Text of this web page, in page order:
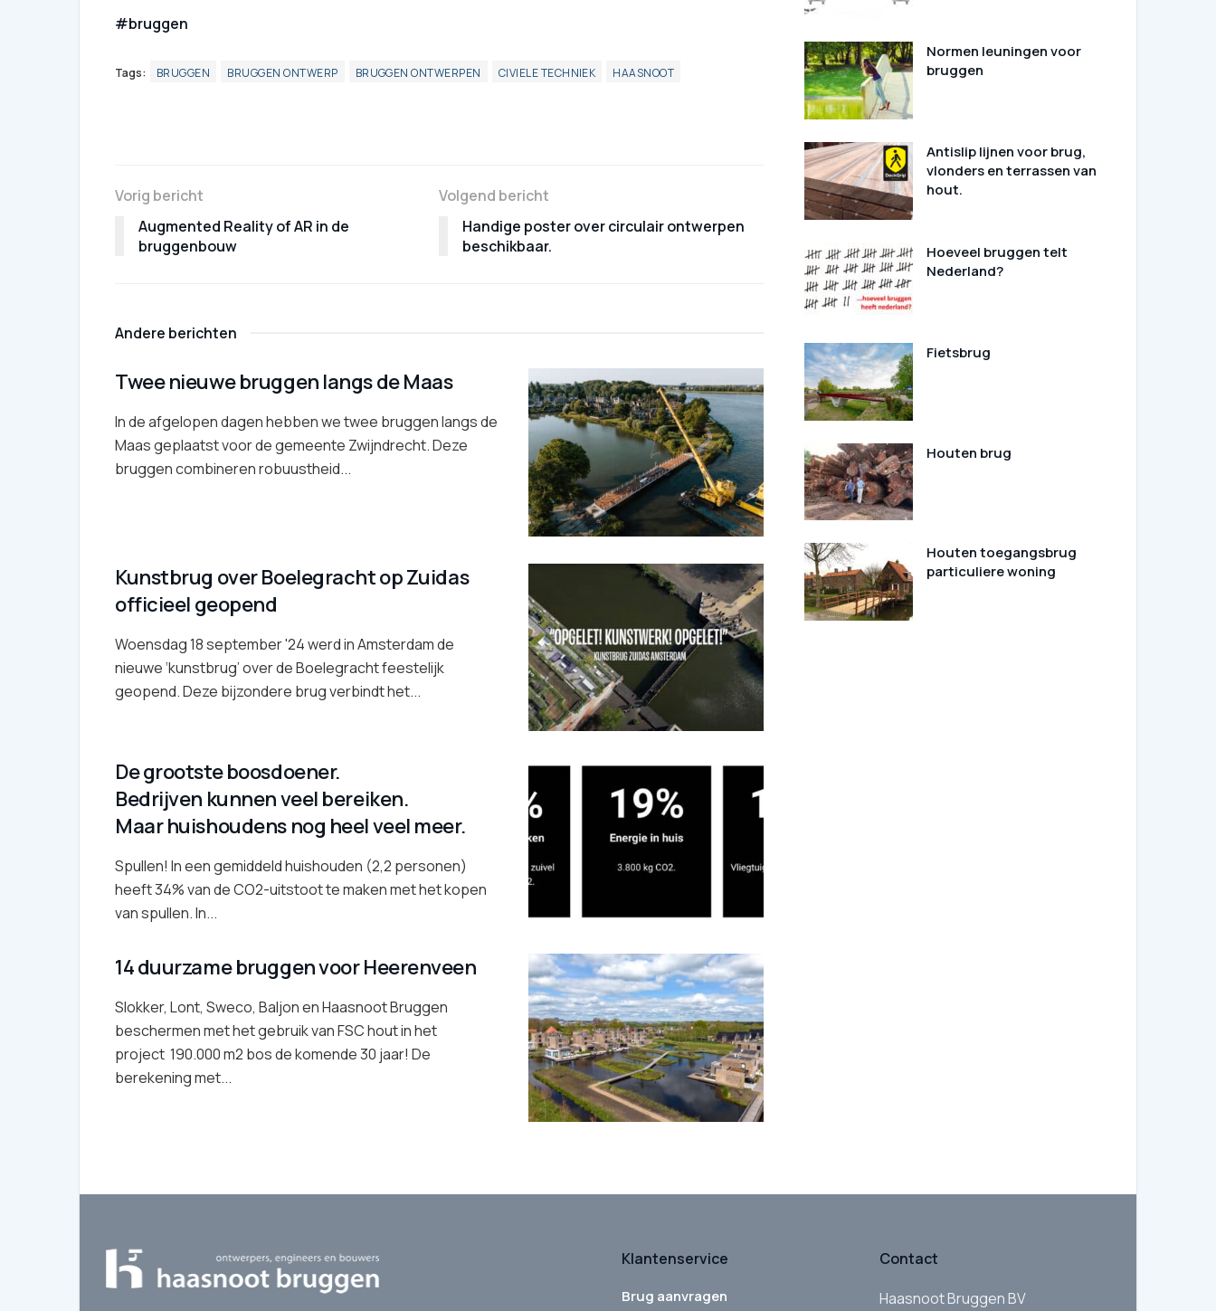
#bruggen
Tags: BRUGGEN BRUGGEN ONTWERP BRUGGEN ONTWERPEN CIVIELE TECHNIEK HAASNOOT
Vorig bericht
Augmented Reality of AR in de
bruggenbouw
Volgend bericht
Handige poster over circulair ontwerpen
beschikbaar.
Andere berichten
Twee nieuwe bruggen langs de Maas
In de afgelopen dagen hebben we twee bruggen langs de
Maas geplaatst voor de gemeente Zwijndrecht. Deze
bruggen combineren robuustheid...
Kunstbrug over Boelegracht op Zuidas
officieel geopend
Woensdag 18 september '24 werd in Amsterdam de
nieuwe ‘kunstbrug’ over de Boelegracht feestelijk
geopend. Deze bijzondere brug verbindt het...
De grootste boosdoener.
Bedrijven kunnen veel bereiken.
Maar huishoudens nog heel veel meer.
Spullen! In een gemiddeld huishouden (2,2 personen)
heeft 34% van de CO2-uitstoot te maken met het kopen
van spullen. In...
14 duurzame bruggen voor Heerenveen
Slokker, Lont, Sweco, Baljon en Haasnoot Bruggen
beschermen met het gebruik van FSC hout in het
project 190.000 m2 bos de komende 30 jaar! De
berekening met...
Normen leuningen voor
bruggen
Antislip lijnen voor brug,
vlonders en terrassen van
hout.
Hoeveel bruggen telt
Nederland?
Fietsbrug
Houten brug
Houten toegangsbrug
particuliere woning
Klantenservice
Brug aanvragen
Contact
Haasnoot Bruggen BV